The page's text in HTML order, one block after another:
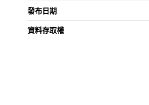
發布日期
資料存取權